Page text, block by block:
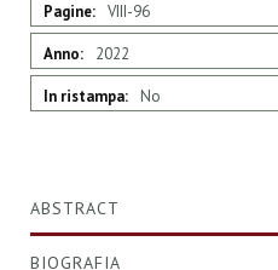
VIII-96
2022
No
ABSTRACT
BIOGRAFIA